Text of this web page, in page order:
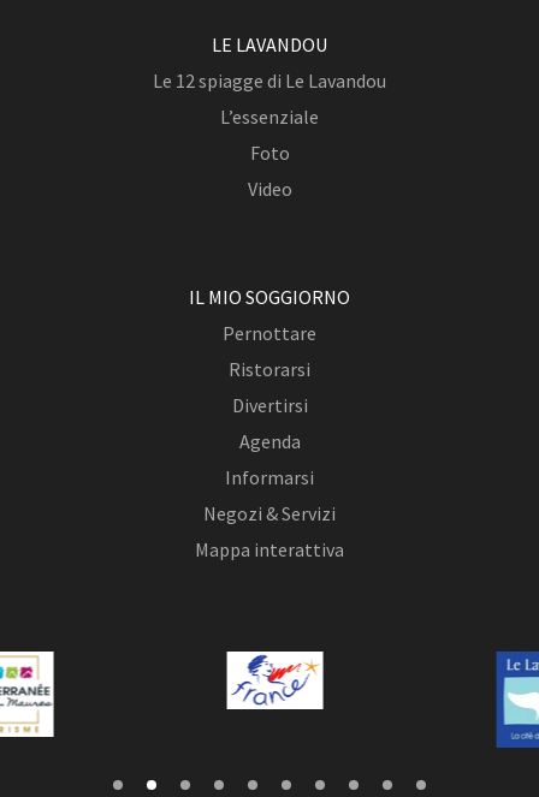
LE LAVANDOU
Le 12 spiagge di Le Lavandou
L’essenziale
Foto
Video
IL MIO SOGGIORNO
Pernottare
Ristorarsi
Divertirsi
Agenda
Informarsi
Negozi & Servizi
Mappa interattiva